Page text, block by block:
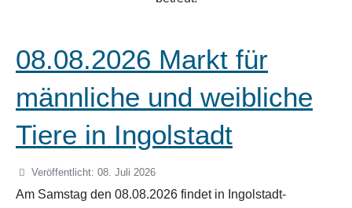
08.08.2026 Markt für
männliche und weibliche
Tiere in Ingolstadt
Veröffentlicht: 08. Juli 2026
Am Samstag den 08.08.2026 findet in Ingolstadt-